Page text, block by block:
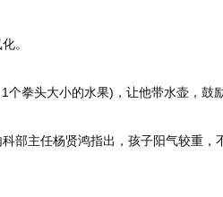
。
拳头大小的水果)，让他带水壶，鼓
部主任杨贤鸿指出，孩子阳气较重，